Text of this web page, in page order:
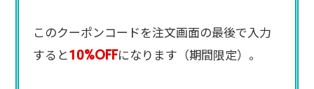
このクーポンコードを注文画面の最後で入力
すると10%OFFになります（期間限定）。